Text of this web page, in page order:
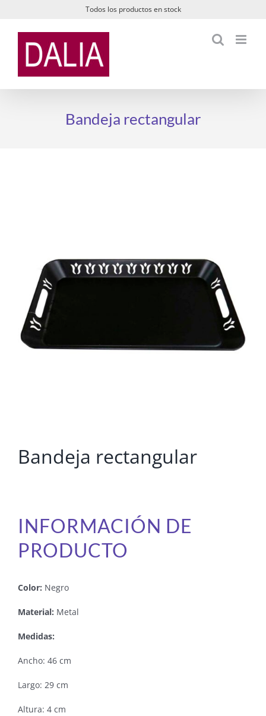
contenido
Todos los productos en stock
Bandeja rectangular
Bandeja rectangular
INFORMACIÓN DE
PRODUCTO
Color: Negro
Material: Metal
Medidas:
Ancho: 46 cm
Largo: 29 cm
Altura: 4 cm